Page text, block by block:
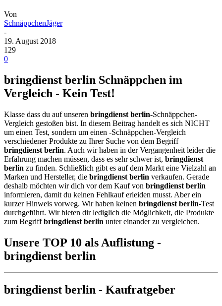
Von
SchnäppchenJäger
-
19. August 2018
129
0
bringdienst berlin Schnäppchen im
Vergleich - Kein Test!
Klasse dass du auf unseren bringdienst berlin-Schnäppchen-
Vergleich gestoßen bist. In diesem Beitrag handelt es sich NICHT
um einen Test, sondern um einen -Schnäppchen-Vergleich
verschiedener Produkte zu Ihrer Suche von dem Begriff
bringdienst berlin. Auch wir haben in der Vergangenheit leider die
Erfahrung machen müssen, dass es sehr schwer ist, bringdienst
berlin zu finden. Schließlich gibt es auf dem Markt eine Vielzahl an
Marken und Hersteller, die bringdienst berlin verkaufen. Gerade
deshalb möchten wir dich vor dem Kauf von bringdienst berlin
informieren, damit du keinen Fehlkauf erleiden musst. Aber ein
kurzer Hinweis vorweg. Wir haben keinen bringdienst berlin-Test
durchgeführt. Wir bieten dir lediglich die Möglichkeit, die Produkte
zum Begriffbringdienst berlin unter einander zu vergleichen.
Unsere TOP 10 als Auflistung -
bringdienst berlin
bringdienst berlin - Kaufratgeber